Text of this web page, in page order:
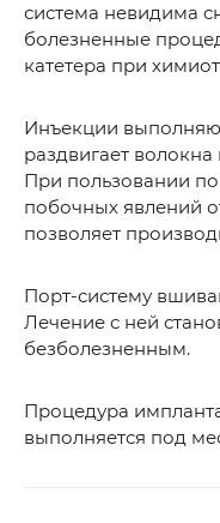
система невидима
болезненные
катетера при
Инъекции
раздвигает
При пользовании
побочных явлений
позволяет
Порт-систему
Лечение с ней
безболезненным.
Процедура
выполняется под